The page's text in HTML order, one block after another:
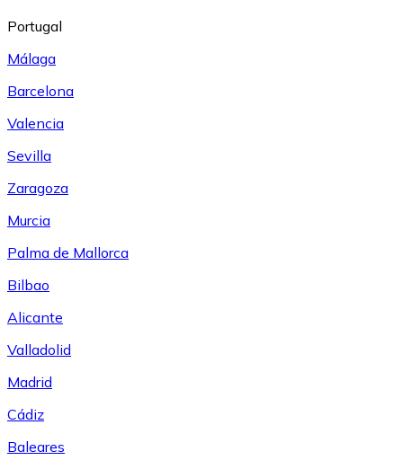
Portugal
Málaga
Barcelona
Valencia
Sevilla
Zaragoza
Murcia
Palma de Mallorca
Bilbao
Alicante
Valladolid
Madrid
Cádiz
Baleares